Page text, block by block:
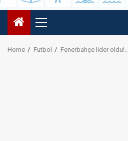
Primary
Menu
Home Futbol Fenerbahçe lider oldu!..